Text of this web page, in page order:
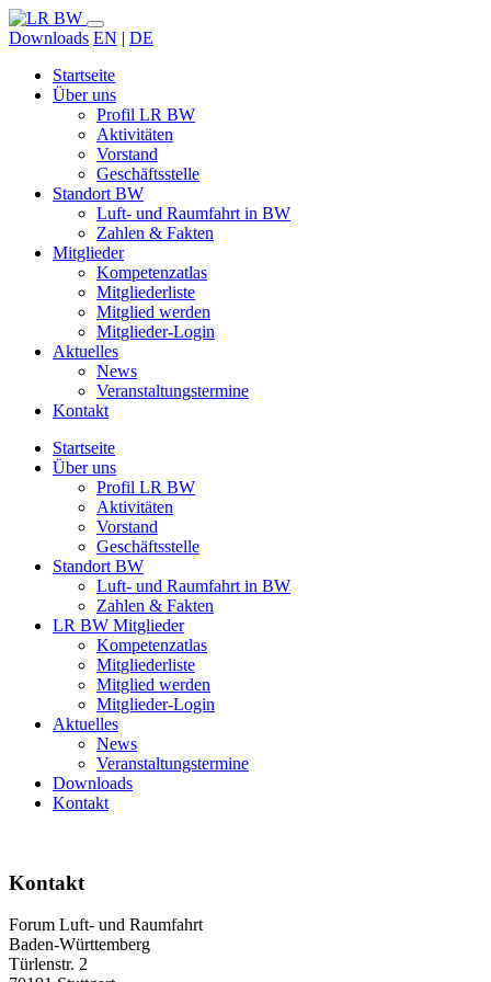
Downloads EN | DE
Startseite
Über uns
Profil LR BW
Aktivitäten
Vorstand
Geschäftsstelle
Standort BW
Luft- und Raumfahrt in BW
Zahlen & Fakten
Mitglieder
Kompetenzatlas
Mitgliederliste
Mitglied werden
Mitglieder-Login
Aktuelles
News
Veranstaltungstermine
Kontakt
Startseite
Über uns
Profil LR BW
Aktivitäten
Vorstand
Geschäftsstelle
Standort BW
Luft- und Raumfahrt in BW
Zahlen & Fakten
LR BW Mitglieder
Kompetenzatlas
Mitgliederliste
Mitglied werden
Mitglieder-Login
Aktuelles
News
Veranstaltungstermine
Downloads
Kontakt
Kontakt
Forum Luft- und Raumfahrt
Baden-Württemberg
Türlenstr. 2